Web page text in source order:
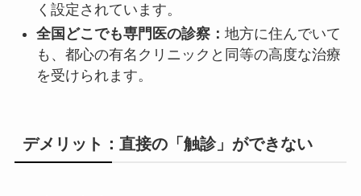
く設定されています。
全国どこでも専門医の診察： 地方に住んでいて
も、都心の有名クリニックと同等の高度な治療
を受けられます。
デメリット：直接の「触診」ができない